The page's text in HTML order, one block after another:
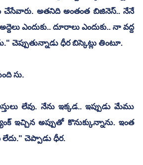
చేసేవారు. అతనిది అంతంత బిజినెస్.. నేనే
ఎందుకు.. దూరాలు ఎందుకు.. నా వద్ద
ధీర బిస్కెట్లు తింటూ.
సు.
లేవు. నేను ఇక్కడ.. ఇప్పుడు మేము
ఇచ్చిన అప్పుతో కొనుక్కున్నాను. ఇంత
చెప్పాడు ధీర.